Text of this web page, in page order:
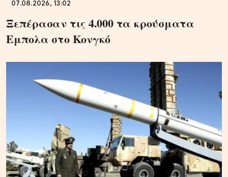
07.08.2026, 13:02
Ξεπέρασαν τις 4.000 τα κρούσματα
Εμπολα στο Κονγκό